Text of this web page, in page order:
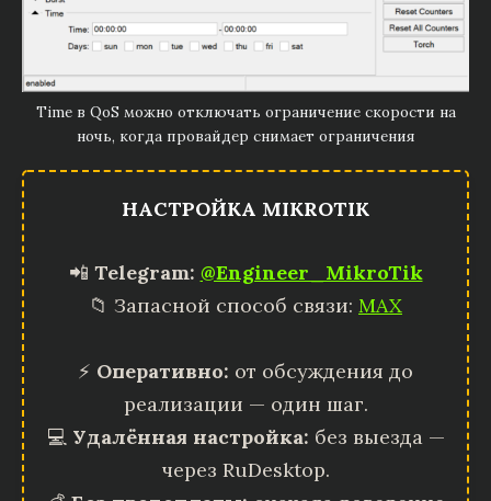
Time в QoS можно отключать ограничение скорости на
ночь, когда провайдер снимает ограничения
НАСТРОЙКА MIKROTIK
📲 Telegram: @Engineer_MikroTik
📁 Запасной способ связи: MAX
⚡ Оперативно: от обсуждения до
реализации — один шаг.
💻 Удалённая настройка: без выезда —
через RuDesktop.